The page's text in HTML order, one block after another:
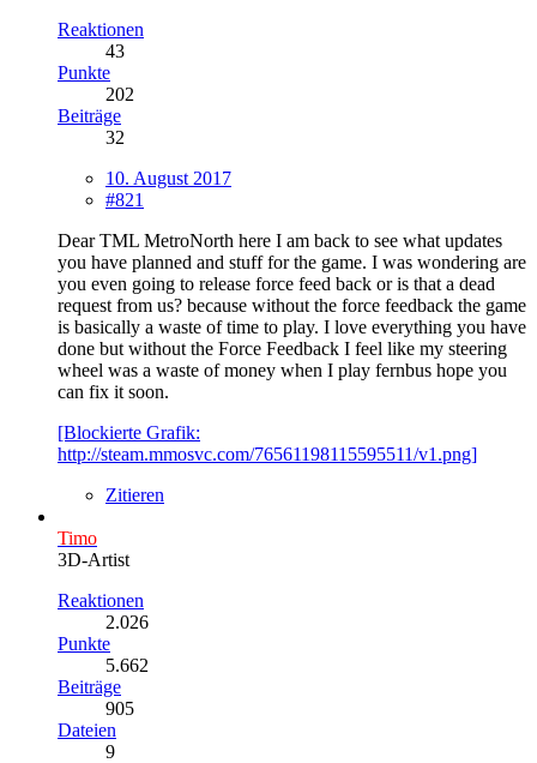
Reaktionen
43
Punkte
202
Beiträge
32
10. August 2017
#821
Dear TML MetroNorth here I am back to see what updates
you have planned and stuff for the game. I was wondering are
you even going to release force feed back or is that a dead
request from us? because without the force feedback the game
is basically a waste of time to play. I love everything you have
done but without the Force Feedback I feel like my steering
wheel was a waste of money when I play fernbus hope you
can fix it soon.
[Blockierte Grafik:
http://steam.mmosvc.com/76561198115595511/v1.png]
Zitieren
Timo
3D-Artist
Reaktionen
2.026
Punkte
5.662
Beiträge
905
Dateien
9